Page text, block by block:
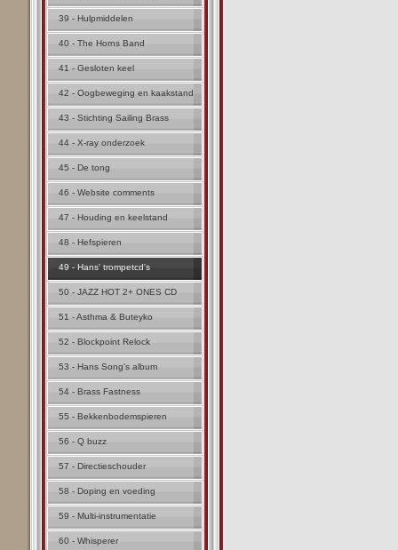
39 - Hulpmiddelen
40 - The Horns Band
41 - Gesloten keel
42 - Oogbeweging en kaakstand
43 - Stichting Sailing Brass
44 - X-ray onderzoek
45 - De tong
46 - Website comments
47 - Houding en keelstand
48 - Hefspieren
49 - Hans' trompetcd's
50 - JAZZ HOT 2+ ONES CD
51 - Asthma & Buteyko
52 - Blockpoint Relock
53 - Hans Song's album
54 - Brass Fastness
55 - Bekkenbodemspieren
56 - Q buzz
57 - Directieschouder
58 - Doping en voeding
59 - Multi-instrumentatie
60 - Whisperer